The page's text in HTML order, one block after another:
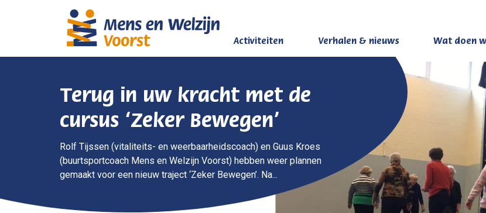
Activiteiten Verhalen & nieuws Wat doen
Terug in uw kracht met de
cursus ‘Zeker Bewegen’
Rolf Tijssen (vitaliteits- en weerbaarheidscoach) en Guus Kroes
(buurtsportcoach Mens en Welzijn Voorst) hebben weer plannen
gemaakt voor een nieuw traject ‘Zeker Bewegen’. Na...